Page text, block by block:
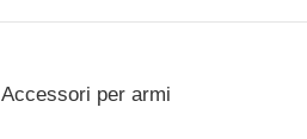
Accessori per armi